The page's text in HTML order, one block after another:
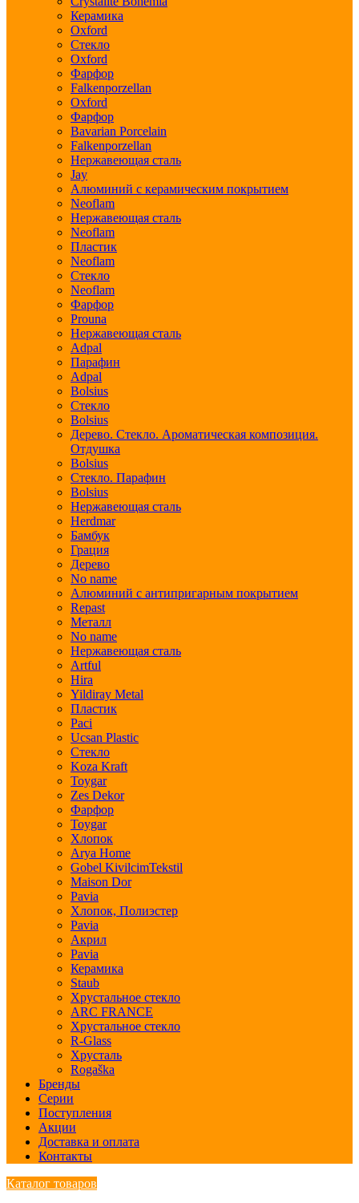
Керамика
Oxford
Стекло
Oxford
Фарфор
Falkenporzellan
Oxford
Фарфор
Bavarian Porcelain
Falkenporzellan
Нержавеющая сталь
Jay
Алюминий с керамическим покрытием
Neoflam
Нержавеющая сталь
Neoflam
Пластик
Neoflam
Стекло
Neoflam
Фарфор
Prouna
Нержавеющая сталь
Adpal
Парафин
Adpal
Bolsius
Стекло
Bolsius
Дерево. Стекло. Ароматическая композиция.
Отдушка
Bolsius
Стекло. Парафин
Bolsius
Нержавеющая сталь
Herdmar
Бамбук
Грация
Дерево
No name
Алюминий с антипригарным покрытием
Repast
Металл
No name
Нержавеющая сталь
Artful
Hira
Yildiray Metal
Пластик
Paci
Ucsan Plastic
Стекло
Koza Kraft
Toygar
Zes Dekor
Фарфор
Toygar
Хлопок
Arya Home
Gobel KivilcimTekstil
Maison Dor
Pavia
Хлопок, Полиэстер
Pavia
Акрил
Pavia
Керамика
Staub
Хрустальное стекло
ARC FRANCE
Хрустальное стекло
R-Glass
Хрусталь
Rogaška
Бренды
Серии
Поступления
Акции
Доставка и оплата
Контакты
Каталог товаров